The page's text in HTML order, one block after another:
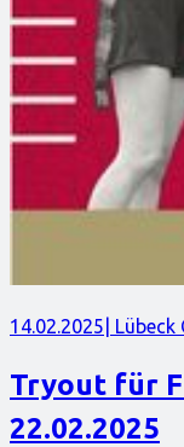
14.02.2025 |
Tryout für
22.02.2025